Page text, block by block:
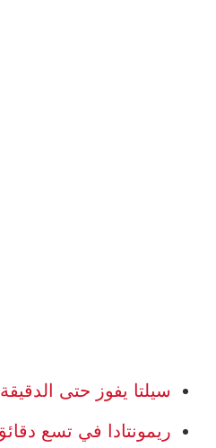
سيلتا يفوز حتى الدقيقة 85
ريمونتادا في تسع